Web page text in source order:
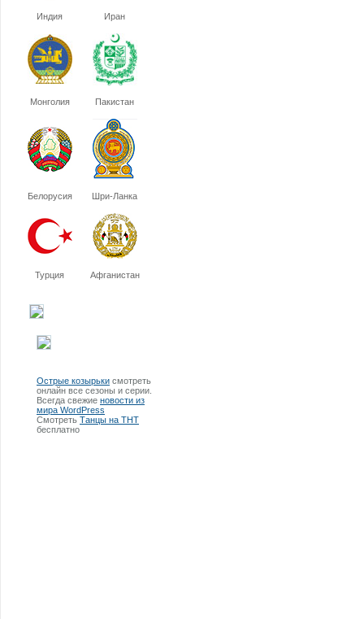
Индия Иран
Монголия Пакистан
Белорусия Шри-Ланка
Турция Афганистан
Острые козырьки смотреть
онлайн все сезоны и серии.
Всегда свежие новости из
мира WordPress
Смотреть Танцы на ТНТ
бесплатно